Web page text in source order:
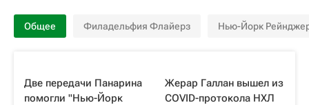
Общее Филадельфия Флайерз Нью-Йорк
Две передачи Панарина
помогли "Нью-Йорк
Жерар Галлан вышел из
COVID-протокола НХЛ